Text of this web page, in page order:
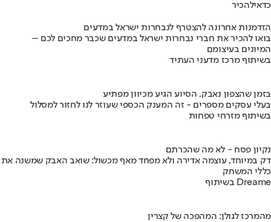
כדאילהכיר
הזדמנות אחרונה להצטרף לנבחרות ישראל במדעים
בואו להכיר את חברי נבחרות ישראל במדעים שכבר מחכים לכם –
המיונים בעיצומם
בשיתוף מרכז מדעני העתיד
בזמן שהצפון נאבק, הסיוע הגיע מכיוון מפתיע
בעלי עסקים מספרים - זה המענק הכספי שעוזר לנו לחזור למסלול
בשיתוף מזרחי טפחות
נקיון פסח - לא מה שהכרתם
דק במיוחד, עוצמה אדירה ולא מפחד מאף מכשול: שואב האבק שמשנה את
כללי המשחק
בשיתוף Dreame
מהמרכז לגולן: המהפכה של קצרין